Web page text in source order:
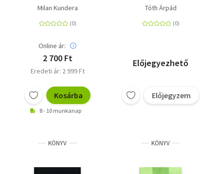
Milan Kundera
Online ár:
2 700 Ft
Eredeti ár: 2 999 Ft
Kosárba
8 - 10 munkanap
Tóth Árpád
Előjegyezhető
Előjegyzem
KÖNYV KÖNYV